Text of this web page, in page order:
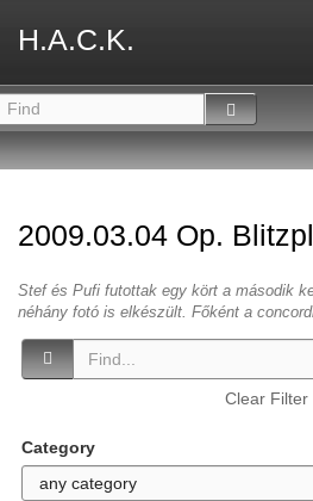
H.A.C.K.
2009.03.04 Op.
Stef és Pufi futottak egy kört a második
néhány fotó is elkészült. Főként a
Clear Filter
Category